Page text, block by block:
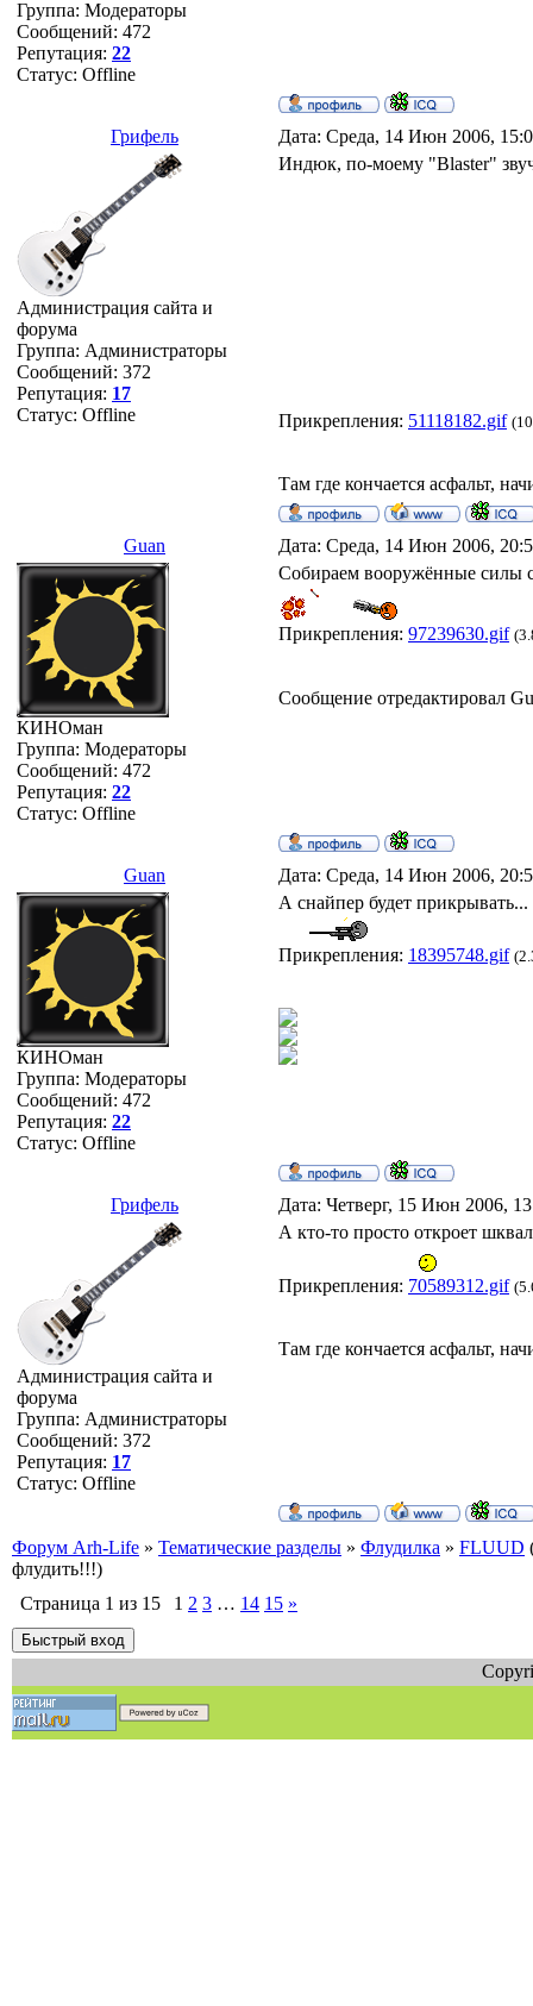
Группа: Модераторы
Сообщений: 472
Репутация: 22
Статус: Offline
Грифель Дата: Среда, 14 Июн 2006,
Администрация сайта и
форума
Группа: Администраторы
Сообщений: 372
Репутация: 17
Статус: Offline
Индюк, по-моему "Blaster"
Прикрепления: 51118182.gif
Там где кончается асфальт,
Guan Дата: Среда, 14 Июн 2006,
КИНОман
Группа: Модераторы
Сообщений: 472
Репутация: 22
Статус: Offline
Собираем вооружённые силы
Прикрепления: 97239630.gif
Сообщение отредактировал
Guan Дата: Среда, 14 Июн 2006,
КИНОман
Группа: Модераторы
Сообщений: 472
Репутация: 22
Статус: Offline
А снайпер будет прикрывать...
Прикрепления: 18395748.gif
Грифель Дата: Четверг, 15 Июн 2006,
Администрация сайта и
форума
Группа: Администраторы
Сообщений: 372
Репутация: 17
Статус: Offline
А кто-то просто откроет
Прикрепления: 70589312.gif
Там где кончается асфальт,
Форум Arh-Life » Тематические разделы » Флудилка » FLUUD
флудить!!!)
Страница 1 из 15 1 2 3 … 14 15 »